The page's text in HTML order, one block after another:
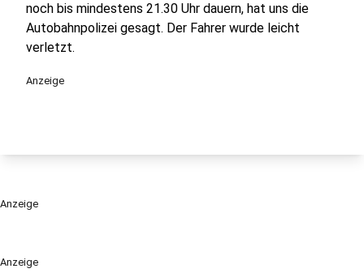
Anzeige
noch bis mindestens 21.30 Uhr dauern, hat uns die
Autobahnpolizei gesagt. Der Fahrer wurde leicht
verletzt.
Anzeige
Anzeige